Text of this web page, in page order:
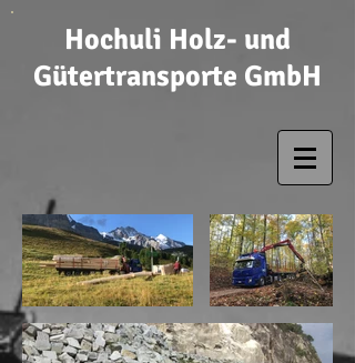
Hochuli Holz- und
Gütertransporte GmbH